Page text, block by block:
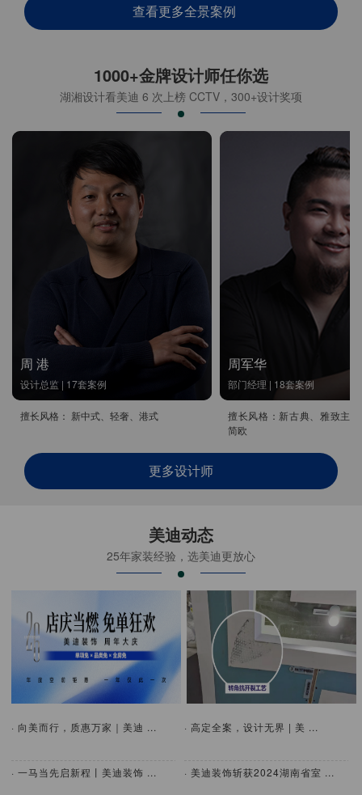
查看更多全景案例
1000+金牌设计师任你选
湖湘设计看美迪 6 次上榜 CCTV，300+设计奖项
周 港
设计总监 | 17套案例
擅长风格： 新中式、轻奢、港式
周军华
部门经理 | 18套案例
擅长风格：新古典、雅致主
简欧
更多设计师
美迪动态
25年家装经验，选美迪更放心
· 向美而行，质惠万家｜美迪 ...
· 一马当先启新程丨美迪装饰 ...
· 高定全案，设计无界 | 美 ...
· 美迪装饰斩获2024湖南省室 ...